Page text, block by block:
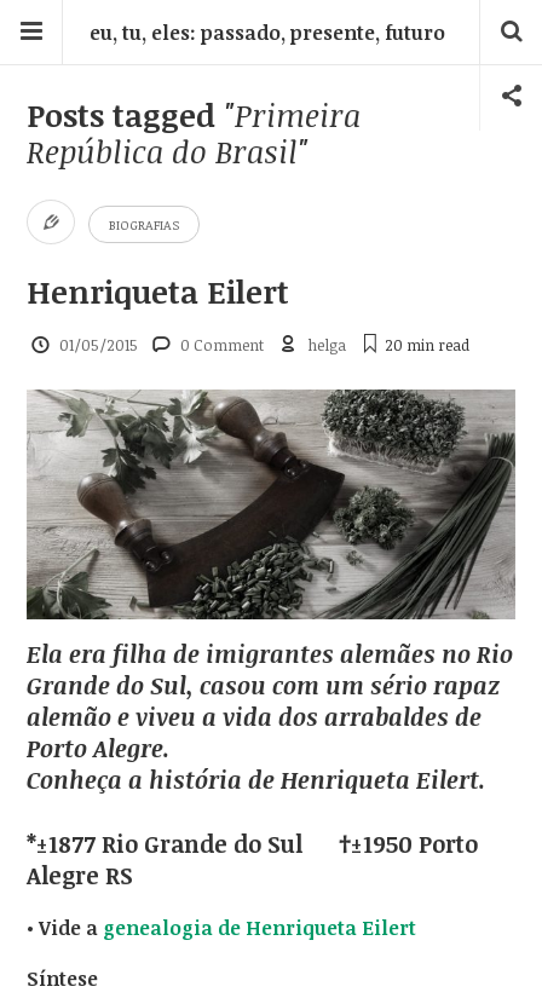
eu, tu, eles: passado, presente, futuro
Posts tagged "Primeira
República do Brasil"
BIOGRAFIAS
Henriqueta Eilert
01/05/2015 0 Comment helga 20 min read
Ela era filha de imigrantes alemães no Rio
Grande do Sul, casou com um sério rapaz
alemão e viveu a vida dos arrabaldes de
Porto Alegre.
Conheça a história de Henriqueta Eilert.
*±1877 Rio Grande do Sul †±1950 Porto
Alegre RS
• Vide a genealogia de Henriqueta Eilert
Síntese